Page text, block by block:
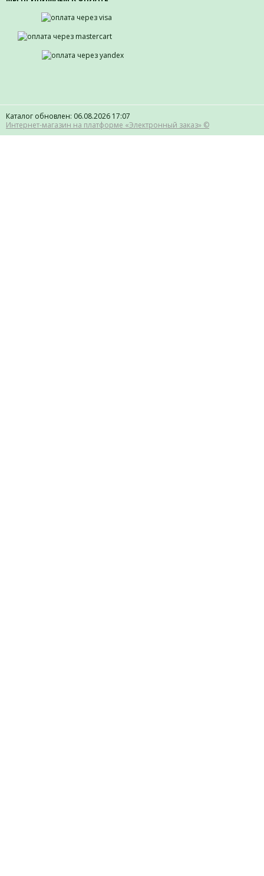
Каталог обновлен: 06.08.2026 17:07
Интернет-магазин на платформе «Электронный заказ» ©